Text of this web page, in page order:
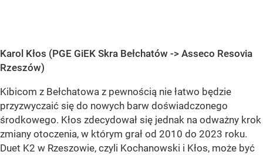
Karol Kłos (PGE GiEK Skra Bełchatów -> Asseco Resovia
Rzeszów)
Kibicom z Bełchatowa z pewnością nie łatwo będzie
przyzwyczaić się do nowych barw doświadczonego
środkowego. Kłos zdecydował się jednak na odważny krok
zmiany otoczenia, w którym grał od 2010 do 2023 roku.
Duet K2 w Rzeszowie, czyli Kochanowski i Kłos, może być